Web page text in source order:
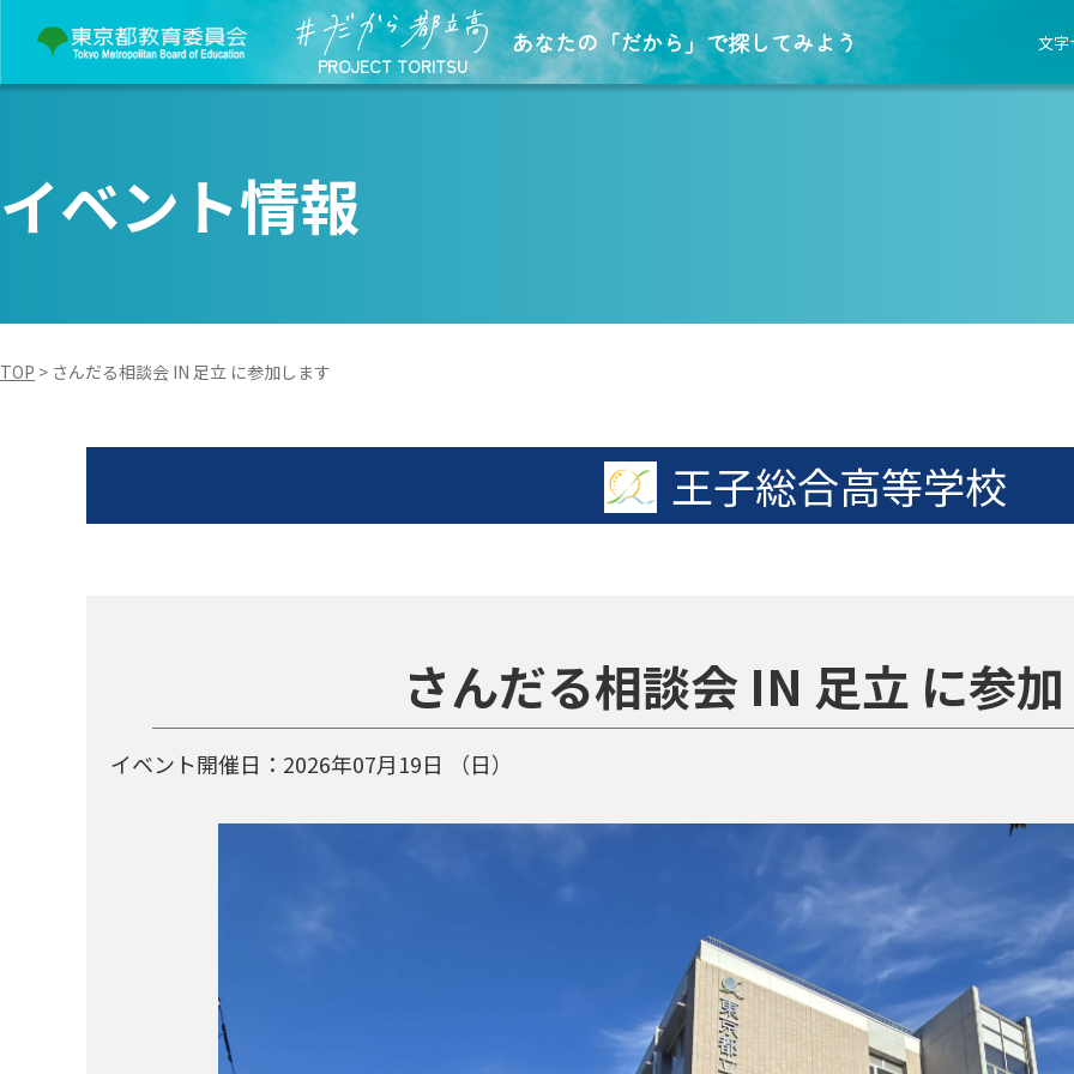
PROJECT TORITSU
あなたの「だから」で探してみよう 文字
イベント情報
TOP > さんだる相談会 IN 足立 に参加します
王子総合高等学校
さんだる相談会 IN 足立 に参
イベント開催日： 2026年07月19日 （日）